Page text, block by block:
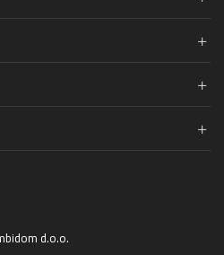
d.o.o.